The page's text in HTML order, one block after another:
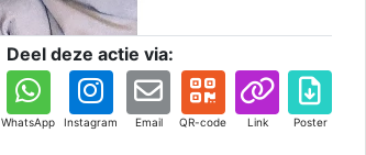
Deel deze actie via:
WhatsApp Instagram Email QR-code Link Poster